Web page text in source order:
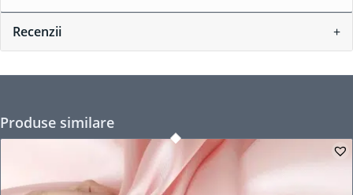
Recenzii
Produse similare